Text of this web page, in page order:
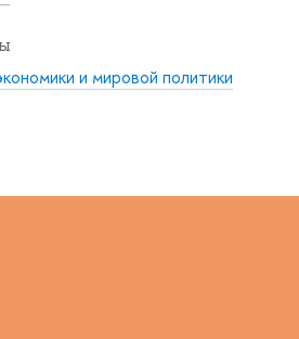
и мировой политики